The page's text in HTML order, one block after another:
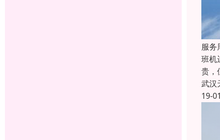
服务
班机
贵，
武汉
19-